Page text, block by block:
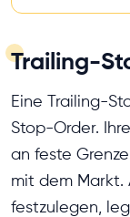
Trailing-
Eine Trailing-
Stop-Order.
an feste
mit dem Markt.
festzulegen,